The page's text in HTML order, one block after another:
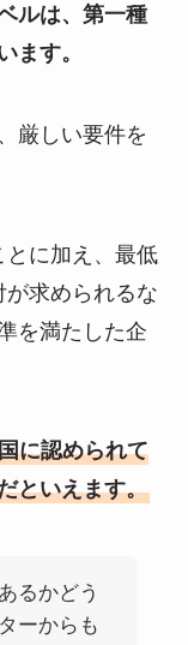
ルは、第一種
ます。
厳しい要件を
に加え、最低
求められるな
を満たした企
に認められて
といえます。
るかどう
ーからも